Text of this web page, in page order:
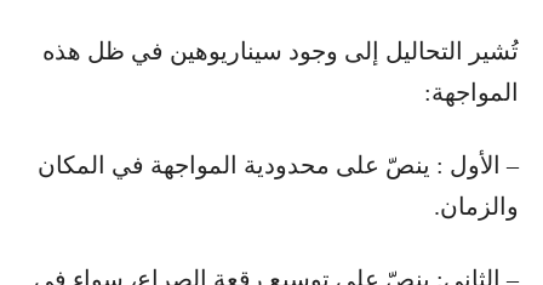
تُشير التحاليل إلى وجود سيناريوهين في ظل هذه
المواجهة:
– الأول : ينصّ على محدودية المواجهة في المكان
والزمان.
– الثاني: ينصّ على توسيع رقعة الصراع، سواء في